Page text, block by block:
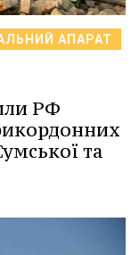
АПАРАТ
РФ
та